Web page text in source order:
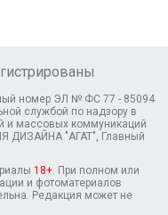
номер ЭЛ № ФС 77 - 85094
службой по надзору в
и массовых коммуникаций
ДИЗАЙНА "АГАТ", Главный
18+. При полном или
и фотоматериалов
Редакция может не